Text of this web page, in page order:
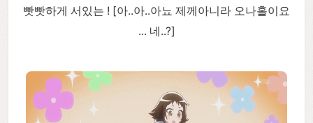
빳빳하게 서있는 ! [아..아..아뇨 제께아니라 오나홀이요
... 네..?]